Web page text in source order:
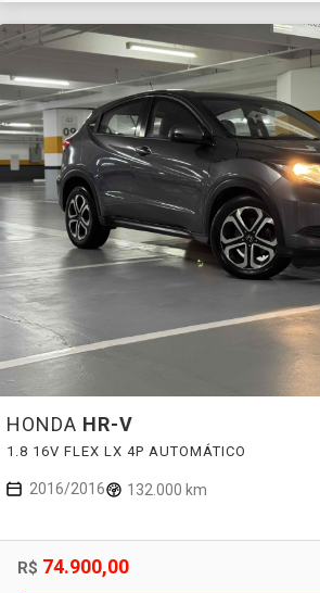
HONDA HR-V
1.8 16V FLEX LX 4P AUTOMÁTICO
2016/2016 132.000 km
R$ 74.900,00